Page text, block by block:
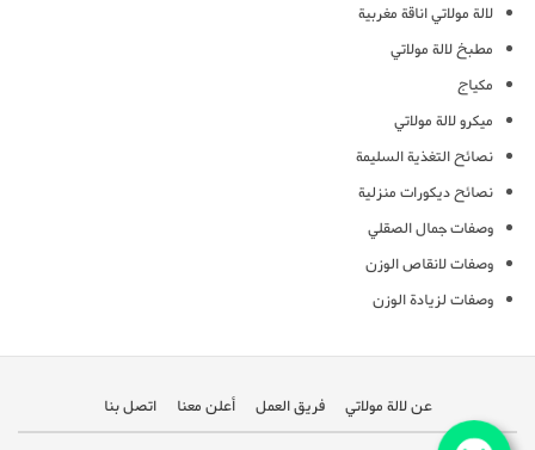
لالة مولاتي اناقة مغربية
مطبخ لالة مولاتي
مكياج
ميكرو لالة مولاتي
نصائح التغذية السليمة
نصائح ديكورات منزلية
وصفات جمال الصقلي
وصفات لانقاص الوزن
وصفات لزيادة الوزن
عن لالة مولاتي فريق العمل أعلن معنا اتصل بنا